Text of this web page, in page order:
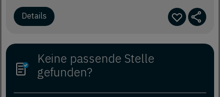
Details
Keine passende Stelle
gefunden?